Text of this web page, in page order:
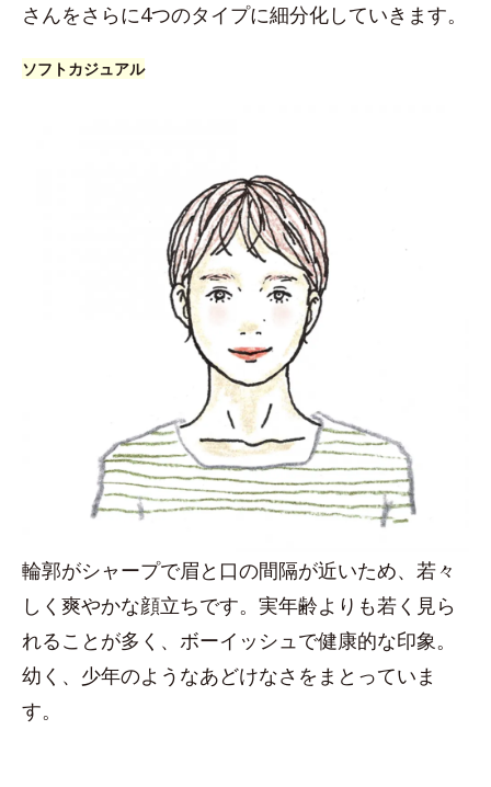
さんをさらに4つのタイプに細分化していきます。
ソフトカジュアル
輪郭がシャープで眉と口の間隔が近いため、若々
しく爽やかな顔立ちです。実年齢よりも若く見ら
れることが多く、ボーイッシュで健康的な印象。
幼く、少年のようなあどけなさをまとっていま
す。